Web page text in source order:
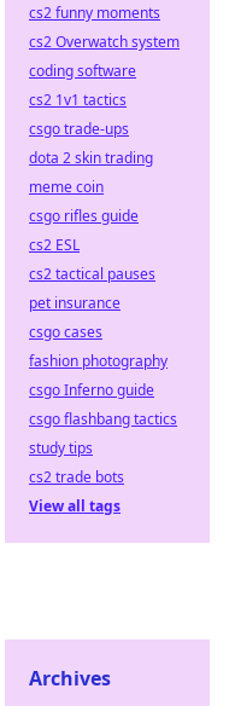
cs2 funny moments
cs2 Overwatch system
coding software
cs2 1v1 tactics
csgo trade-ups
dota 2 skin trading
meme coin
csgo rifles guide
cs2 ESL
cs2 tactical pauses
pet insurance
csgo cases
fashion photography
csgo Inferno guide
csgo flashbang tactics
study tips
cs2 trade bots
View all tags
Archives